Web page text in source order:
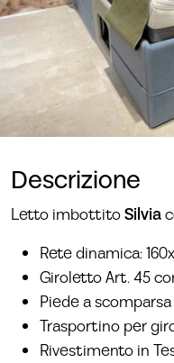
Descrizione
Letto imbottitoSilvia
Rete dinamica:
Giroletto Art. 45
Piede a scomparsa
Trasportino per
Rivestimento in